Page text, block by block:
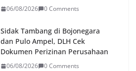
06/08/2026 0 Comments
Sidak Tambang di Bojonegara
dan Pulo Ampel, DLH Cek
Dokumen Perizinan Perusahaan
06/08/2026 0 Comments